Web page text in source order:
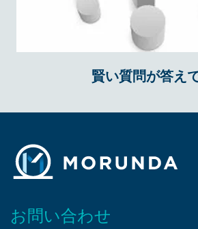
賢い質問が答え
お問い合わせ